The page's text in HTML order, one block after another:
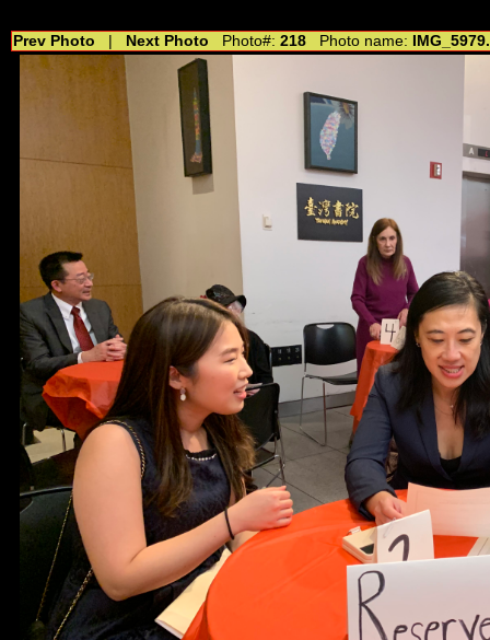
Prev Photo Next Photo Photo#: 218 Photo name: